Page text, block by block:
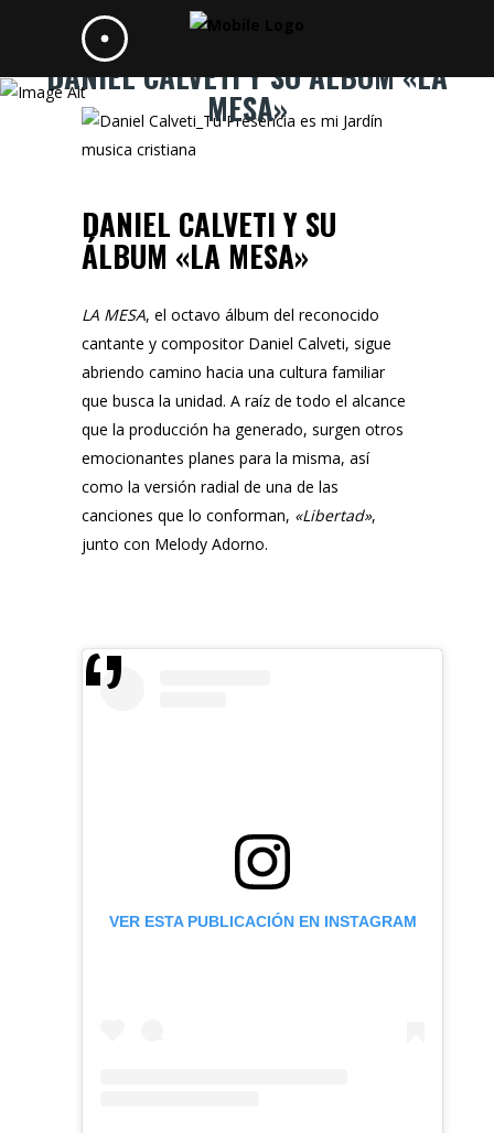
DANIEL CALVETI Y SU ÁLBUM «LA
MESA»
DANIEL CALVETI Y SU
ÁLBUM «LA MESA»
LA MESA, el octavo álbum del reconocido
cantante y compositor Daniel Calveti, sigue
abriendo camino hacia una cultura familiar
que busca la unidad. A raíz de todo el alcance
que la producción ha generado, surgen otros
emocionantes planes para la misma, así
como la versión radial de una de las
canciones que lo conforman, «Libertad»,
junto con Melody Adorno.
VER ESTA PUBLICACIÓN EN INSTAGRAM